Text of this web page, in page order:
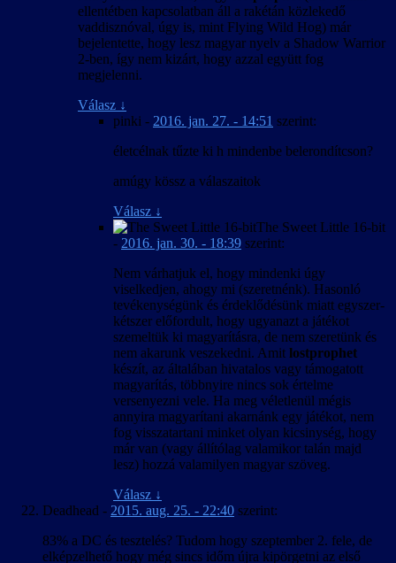
ellentétben kapcsolatban áll a rakétán közlekedő
vaddisznóval, úgy is, mint Flying Wild Hog) már
bejelentette, hogy lesz magyar nyelv a Shadow Warrior
2-ben, így nem kizárt, hogy azzal együtt fog
megjelenni.
Válasz ↓
pinki - 2016. jan. 27. - 14:51 szerint:
életcélnak tűzte ki h mindenbe belerondítcson?
amúgy kössz a válaszaitok
Válasz ↓
The Sweet Little 16-bit
- 2016. jan. 30. - 18:39 szerint:
Nem várhatjuk el, hogy mindenki úgy
viselkedjen, ahogy mi (szeretnénk). Hasonló
tevékenységünk és érdeklődésünk miatt egyszer-
kétszer előfordult, hogy ugyanazt a játékot
szemeltük ki magyarításra, de nem szeretünk és
nem akarunk veszekedni. Amit lostprophet
készít, az általában hivatalos vagy támogatott
magyarítás, többnyire nincs sok értelme
versenyezni vele. Ha meg véletlenül mégis
annyira magyarítani akarnánk egy játékot, nem
fog visszatartani minket olyan kicsinység, hogy
már van (vagy állítólag valamikor talán majd
lesz) hozzá valamilyen magyar szöveg.
Válasz ↓
Deadhead - 2015. aug. 25. - 22:40 szerint:
83% a DC és tesztelés? Tudom hogy szeptember 2. fele, de
elképzelhető hogy még sincs időm újra kipörgetni az első